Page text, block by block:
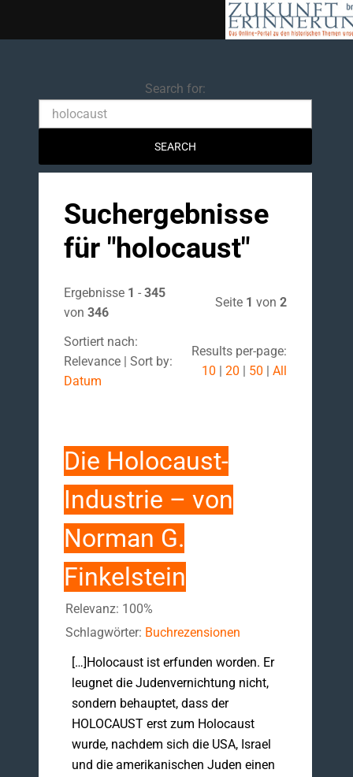
Search for:Search
Suchergebnisse
für "holocaust"
Ergebnisse 1 - 345
von 346
Seite 1 von 2
Sortiert nach:
Relevance | Sort by:
Datum
Results per-page:
10 | 20 | 50 | All
Die Holocaust-
Industrie – von
Norman G.
Finkelstein
Relevanz: 100%
Schlagwörter: Buchrezensionen
[…]Holocaust ist erfunden worden. Er
leugnet die Judenvernichtung nicht,
sondern behauptet, dass der
HOLOCAUST erst zum Holocaust
wurde, nachdem sich die USA, Israel
und die amerikanischen Juden einen